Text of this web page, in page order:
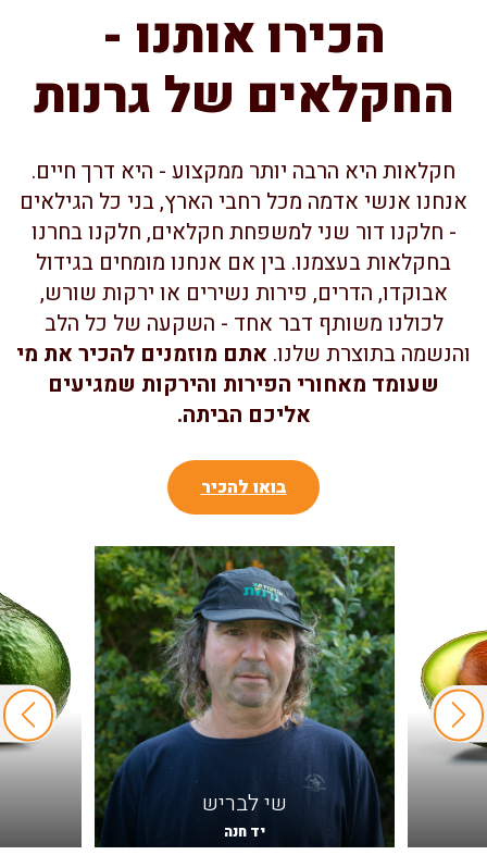
הכירו אותנו -
החקלאים של גרנות
חקלאות היא הרבה יותר ממקצוע - היא דרך חיים.
אנחנו אנשי אדמה מכל רחבי הארץ, בני כל הגילאים
- חלקנו דור שני למשפחת חקלאים, חלקנו בחרנו
בחקלאות בעצמנו. בין אם אנחנו מומחים בגידול
אבוקדו, הדרים, פירות נשירים או ירקות שורש,
לכולנו משותף דבר אחד - השקעה של כל הלב
והנשמה בתוצרת שלנו.אתם מוזמנים להכיר את מי
שעומד מאחורי הפירות והירקות שמגיעים
אליכם הביתה.
בואו להכיר
שי לבריש
יד חנה